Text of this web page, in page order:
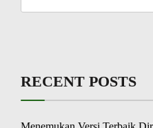
RECENT POSTS